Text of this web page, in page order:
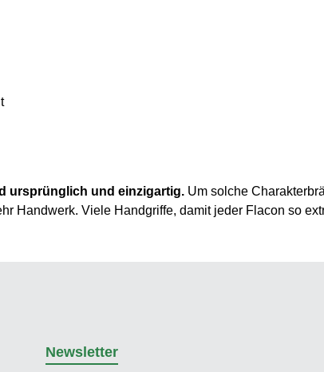
ursprünglich und einzigartig. Um solche
Handwerk. Viele Handgriffe, damit jeder Flacon so
Newsletter